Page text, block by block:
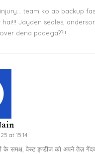
team ko ab backup
hai!!! Jayden seales,
dena padega??!!
at 15:14
के समक्ष, वेस्ट इण्डीज को अपने तेज़